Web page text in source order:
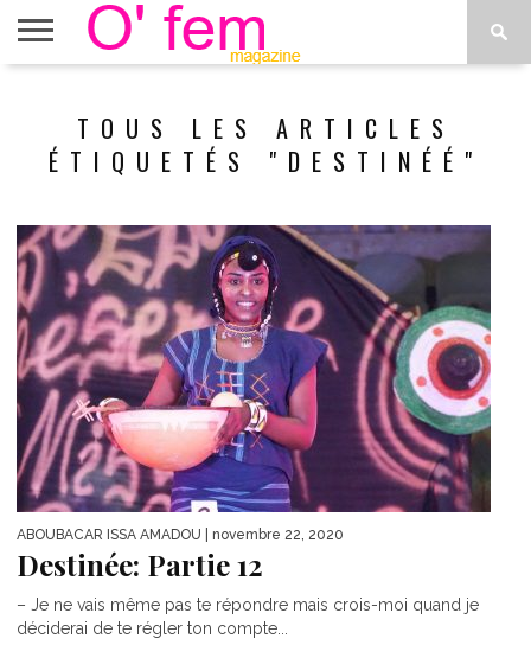
ÉTOILES
MENUS
TOUS LES ARTICLES
ÉTIQUETÉS "DESTINÉÉ"
ABOUBACAR ISSA AMADOU | novembre 22, 2020
Destinée: Partie 12
– Je ne vais même pas te répondre mais crois-moi quand je
déciderai de te régler ton compte...